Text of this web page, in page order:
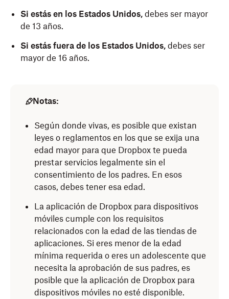
Si estás en los Estados Unidos, debes ser mayor
de 13 años.
Si estás fuera de los Estados Unidos, debes ser
mayor de 16 años.
Notas:
Según donde vivas, es posible que existan
leyes o reglamentos en los que se exija una
edad mayor para que Dropbox te pueda
prestar servicios legalmente sin el
consentimiento de los padres. En esos
casos, debes tener esa edad.
La aplicación de Dropbox para dispositivos
móviles cumple con los requisitos
relacionados con la edad de las tiendas de
aplicaciones. Si eres menor de la edad
mínima requerida o eres un adolescente que
necesita la aprobación de sus padres, es
posible que la aplicación de Dropbox para
dispositivos móviles no esté disponible.